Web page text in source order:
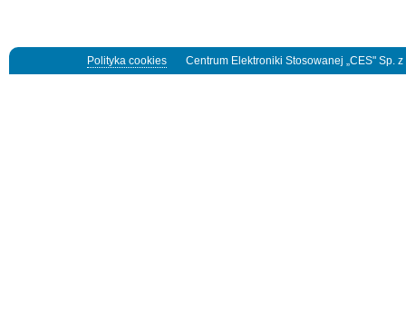
Polityka cookies Centrum Elektroniki Stosowanej „CES" Sp. z